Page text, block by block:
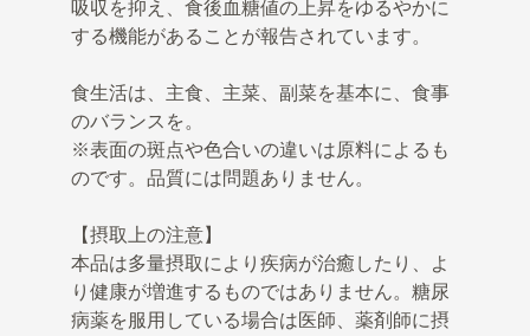
吸収を抑え、食後血糖値の上昇をゆるやかに
する機能があることが報告されています。
食生活は、主食、主菜、副菜を基本に、食事
のバランスを。
※表面の斑点や色合いの違いは原料によるも
のです。品質には問題ありません。
【摂取上の注意】
本品は多量摂取により疾病が治癒したり、よ
り健康が増進するものではありません。糖尿
病薬を服用している場合は医師、薬剤師に摂